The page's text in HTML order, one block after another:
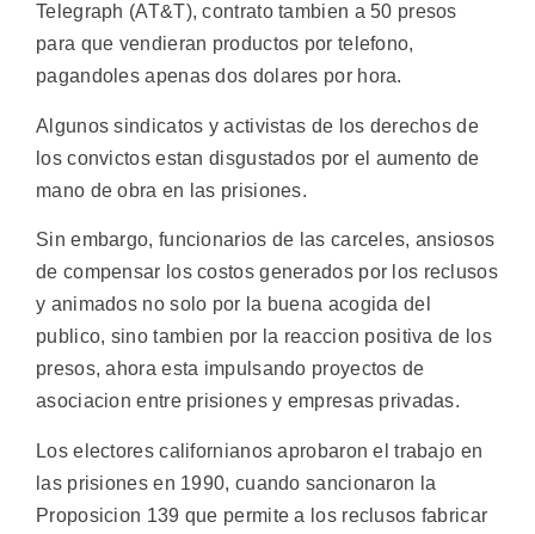
Telegraph (AT&T), contrato tambien a 50 presos
para que vendieran productos por telefono,
pagandoles apenas dos dolares por hora.
Algunos sindicatos y activistas de los derechos de
los convictos estan disgustados por el aumento de
mano de obra en las prisiones.
Sin embargo, funcionarios de las carceles, ansiosos
de compensar los costos generados por los reclusos
y animados no solo por la buena acogida del
publico, sino tambien por la reaccion positiva de los
presos, ahora esta impulsando proyectos de
asociacion entre prisiones y empresas privadas.
Los electores californianos aprobaron el trabajo en
las prisiones en 1990, cuando sancionaron la
Proposicion 139 que permite a los reclusos fabricar